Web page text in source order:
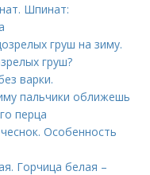
Шпинат:
груш на зиму.
груш?
варки.
пальчики оближешь
перца
Особенность
Горчица белая –